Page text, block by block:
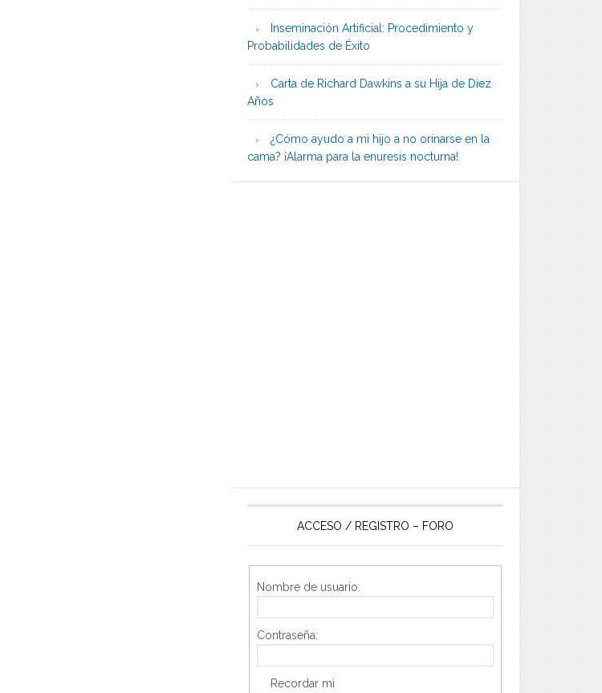
Inseminación Artificial: Procedimiento y
Probabilidades de Éxito
Carta de Richard Dawkins a su Hija de Diez
Años
¿Cómo ayudo a mi hijo a no orinarse en la
cama? ¡Alarma para la enuresis nocturna!
ACCESO / REGISTRO – FORO
Nombre de usuario:
Contraseña:
Recordar mi